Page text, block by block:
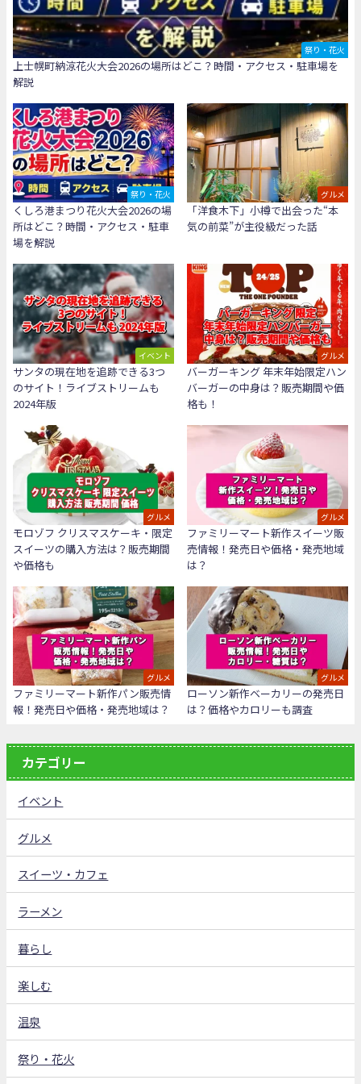
祭り・花火
上士幌町納涼花火大会2026の場所はどこ？時間・アクセス・駐車場を
解説
祭り・花火
くしろ港まつり花火大会2026の場
所はどこ？時間・アクセス・駐車
場を解説
グルメ
「洋食木下」小樽で出会った“本
気の前菜”が主役級だった話
イベント
サンタの現在地を追跡できる3つ
のサイト！ライブストリームも
2024年版
グルメ
バーガーキング 年末年始限定ハン
バーガーの中身は？販売期間や価
格も！
グルメ
モロゾフ クリスマスケーキ・限定
スイーツの購入方法は？販売期間
や価格も
グルメ
ファミリーマート新作スイーツ販
売情報！発売日や価格・発売地域
は？
グルメ
ファミリーマート新作パン販売情
報！発売日や価格・発売地域は？
グルメ
ローソン新作ベーカリーの発売日
は？価格やカロリーも調査
カテゴリー
イベント
グルメ
スイーツ・カフェ
ラーメン
暮らし
楽しむ
温泉
祭り・花火